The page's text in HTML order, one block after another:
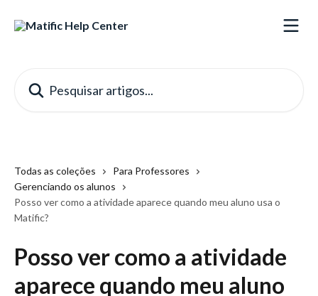
Todas as coleções
Para Professores
Gerenciando os alunos
Posso ver como a atividade aparece quando meu aluno usa o
Matific?
Posso ver como a atividade
aparece quando meu aluno